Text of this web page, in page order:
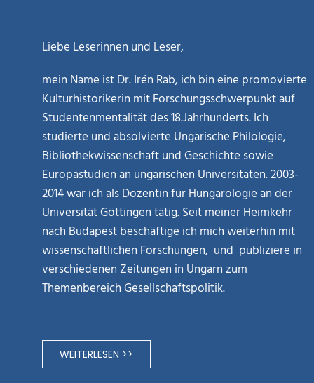
Liebe Leserinnen und Leser,
mein Name ist Dr. Irén Rab, ich bin eine promovierte
Kulturhistorikerin mit Forschungsschwerpunkt auf
Studentenmentalität des 18.Jahrhunderts. Ich
studierte und absolvierte Ungarische Philologie,
Bibliothekwissenschaft und Geschichte sowie
Europastudien an ungarischen Universitäten. 2003-
2014 war ich als Dozentin für Hungarologie an der
Universität Göttingen tätig. Seit meiner Heimkehr
nach Budapest beschäftige ich mich weiterhin mit
wissenschaftlichen Forschungen, und publiziere in
verschiedenen Zeitungen in Ungarn zum
Themenbereich Gesellschaftspolitik.
WEITERLESEN >>